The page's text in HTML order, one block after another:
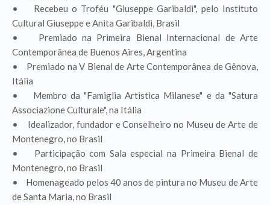
• Recebeu o Troféu "Giuseppe Garibaldi", pelo Instituto
Cultural Giuseppe e Anita Garibaldi, Brasil
• Premiado na Primeira Bienal Internacional de Arte
Contemporânea de Buenos Aires, Argentina
• Premiado na V Bienal de Arte Contemporânea de Gênova,
Itália
• Membro da "Famiglia Artistica Milanese" e da "Satura
Associazione Culturale", na Itália
• Idealizador, fundador e Conselheiro no Museu de Arte de
Montenegro, no Brasil
• Participação com Sala especial na Primeira Bienal de
Montenegro, no Brasil
• Homenageado pelos 40 anos de pintura no Museu de Arte
de Santa Maria, no Brasil